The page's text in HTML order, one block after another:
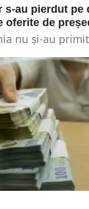
s-au pierdut pe
oferite de
nu și-au